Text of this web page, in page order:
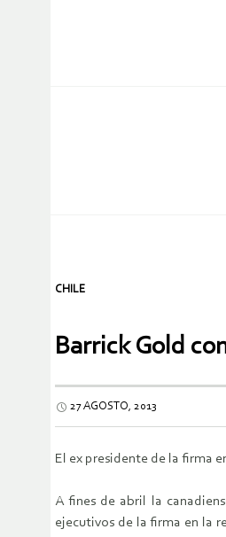
CHILE
Barrick Gold
27 AGOSTO, 2013
El ex presidente de la firma
A fines de abril la
ejecutivos de la firma en la